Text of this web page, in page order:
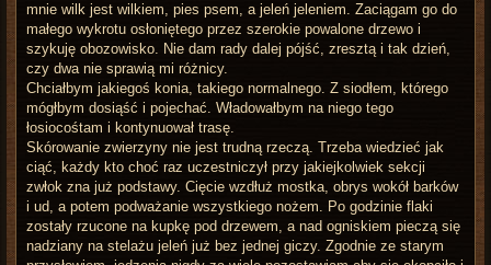
mnie wilk jest wilkiem, pies psem, a jeleń jeleniem. Zaciągam go do
małego wykrotu osłoniętego przez szerokie powalone drzewo i
szykuję obozowisko. Nie dam rady dalej pójść, zresztą i tak dzień,
czy dwa nie sprawią mi różnicy.
Chciałbym jakiegoś konia, takiego normalnego. Z siodłem, którego
mógłbym dosiąść i pojechać. Władowałbym na niego tego
łosiocośtam i kontynuował trasę.
Skórowanie zwierzyny nie jest trudną rzeczą. Trzeba wiedzieć jak
ciąć, każdy kto choć raz uczestniczył przy jakiejkolwiek sekcji
zwłok zna już podstawy. Cięcie wzdłuż mostka, obrys wokół barków
i ud, a potem podważanie wszystkiego nożem. Po godzinie flaki
zostały rzucone na kupkę pod drzewem, a nad ogniskiem pieczą się
nadziany na stelażu jeleń już bez jednej giczy. Zgodnie ze starym